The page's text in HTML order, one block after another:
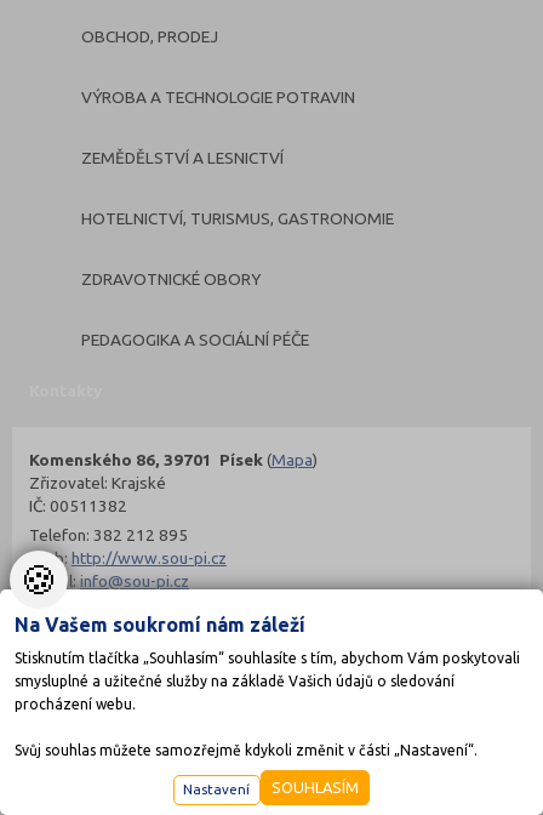
OBCHOD, PRODEJ
VÝROBA A TECHNOLOGIE POTRAVIN
ZEMĚDĚLSTVÍ A LESNICTVÍ
HOTELNICTVÍ, TURISMUS, GASTRONOMIE
ZDRAVOTNICKÉ OBORY
PEDAGOGIKA A SOCIÁLNÍ PÉČE
Komenského 86, 39701 Písek(Mapa)
Zřizovatel: Krajské
IČ: 00511382
Telefon: 382 212 895
Web: http://www.sou-pi.cz
E-mail:info@sou-pi.cz
Zobrazení detailu: 14 695, vyhledáno: 376 649
Zobrazení detailu tento měsíc: 0,
vyhledáno: 0
🍪
Na Vašem soukromí nám záleží
Stisknutím tlačítka „Souhlasím“ souhlasíte s tím, abychom Vám poskytovali
smysluplné a užitečné služby na základě Vašich údajů o sledování
procházení webu.
Svůj souhlas můžete samozřejmě kdykoli změnit v části „Nastavení“.
Nastavení SOUHLASÍM